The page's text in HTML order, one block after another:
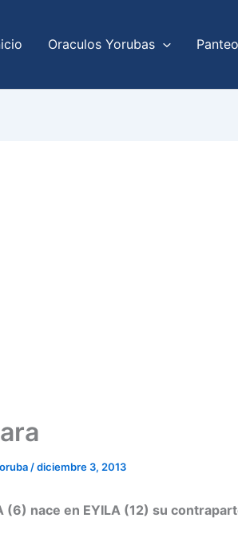
Oraculos Yorubas
/diciembre 3, 2013
(6) nace en EYILA (12) su